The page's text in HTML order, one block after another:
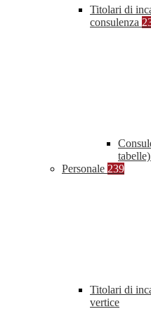
Titolari di
consulenza
tabelle)
Personale 239
Titolari di
vertice